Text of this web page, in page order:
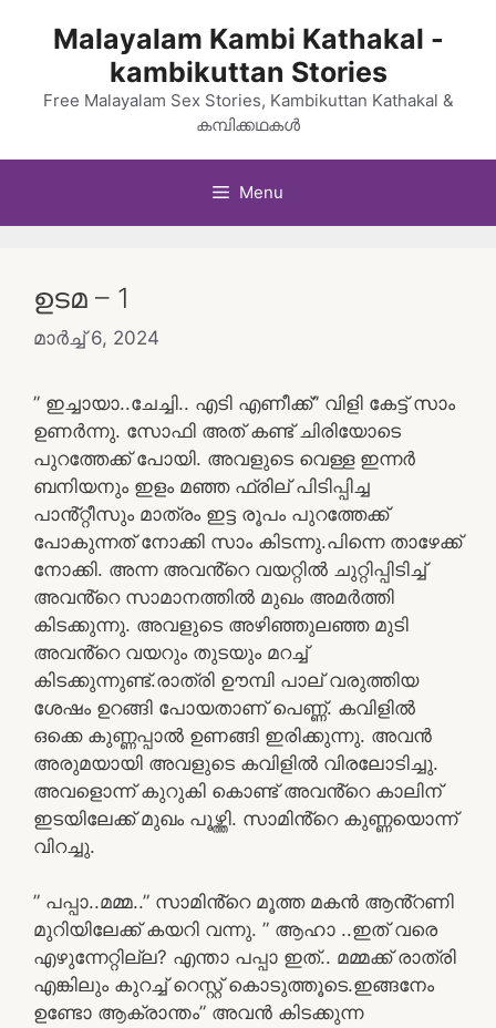
Malayalam Kambi Kathakal -
kambikuttan Stories
Free Malayalam Sex Stories, Kambikuttan Kathakal &
കമ്പിക്കഥകൾ
Menu
ഉടമ – 1
മാർച്ച്‌ 6, 2024
” ഇച്ചായാ..ചേച്ചി.. എടി എണീക്ക്” വിളി കേട്ട് സാം
ഉണർന്നു. സോഫി അത് കണ്ട് ചിരിയോടെ
പുറത്തേക്ക് പോയി. അവളുടെ വെള്ള ഇന്നർ
ബനിയനും ഇളം മഞ്ഞ ഫ്രില് പിടിപ്പിച്ച
പാൻ്റ്റീസും മാത്രം ഇട്ട രൂപം പുറത്തേക്ക്
പോകുന്നത് നോക്കി സാം കിടന്നു.പിന്നെ താഴേക്ക്
നോക്കി. അന്ന അവൻ്റെ വയറ്റിൽ ചുറ്റിപ്പിടിച്ച്
അവൻ്റെ സാമാനത്തിൽ മുഖം അമർത്തി
കിടക്കുന്നു. അവളുടെ അഴിഞ്ഞുലഞ്ഞ മുടി
അവൻ്റെ വയറും തുടയും മറച്ച്
കിടക്കുന്നുണ്ട്.രാത്രി ഊമ്പി പാല് വരുത്തിയ
ശേഷം ഉറങ്ങി പോയതാണ് പെണ്ണ്. കവിളിൽ
ഒക്കെ കുണ്ണപ്പാൽ ഉണങ്ങി ഇരിക്കുന്നു. അവൻ
അരുമയായി അവളുടെ കവിളിൽ വിരലോടിച്ചു.
അവളൊന്ന് കുറുകി കൊണ്ട് അവൻ്റെ കാലിന്
ഇടയിലേക്ക് മുഖം പൂഴ്ത്തി. സാമിൻ്റെ കുണ്ണയൊന്ന്
വിറച്ചു.
” പപ്പാ..മമ്മ..” സാമിൻ്റെ മൂത്ത മകൻ ആൻ്റണി
മുറിയിലേക്ക് കയറി വന്നു. ” ആഹാ ..ഇത് വരെ
എഴുന്നേറ്റില്ല? എന്താ പപ്പാ ഇത്.. മമ്മക്ക് രാത്രി
എങ്കിലും കുറച്ച് റെസ്റ്റ് കൊടുത്തൂടെ.ഇങ്ങനേം
ഉണ്ടോ ആക്രാന്തം” അവൻ കിടക്കുന്ന